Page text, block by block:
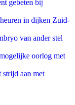
gebeten bij
in dijken Zuid-
van ander stel
oorlog met
strijd aan met